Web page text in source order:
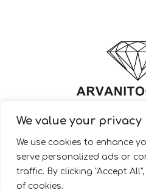
We value your privacy
We use cookies to enhance
serve personalized ads or
traffic. By clicking "Accept
of cookies.
© 2022 ARVANITOGIANNIS –